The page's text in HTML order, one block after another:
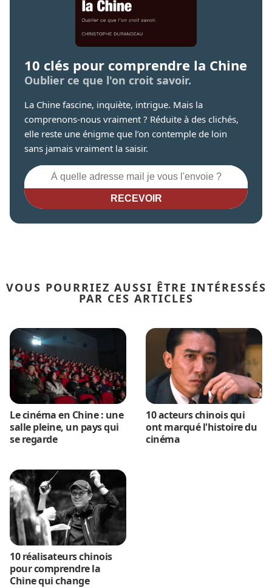
10 clés pour comprendre la Chine
Oublier ce que l'on croit savoir.
La Chine fascine, inquiète, intrigue. Mais la
comprenons-nous vraiment ? Réduite à des clichés,
elle reste une énigme que l’on contemple de loin
sans jamais vraiment la saisir.
RECEVOIR
VOUS POURRIEZ AUSSI ÊTRE INTÉRESSÉS
PAR CES ARTICLES
Le cinéma en Chine : une
salle pleine, un pays qui
se regarde
10 acteurs chinois qui
ont marqué l'histoire du
cinéma
10 réalisateurs chinois
pour comprendre la
Chine qui change